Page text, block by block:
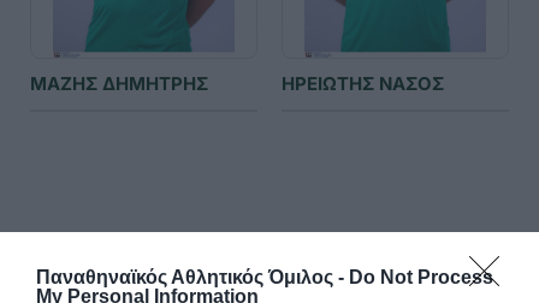
Παναθηναϊκός Αθλητικός Όμιλος - Do Not Process
My Personal Information
ΜΑΖΗΣ ΔΗΜΗΤΡΗΣ ΗΡΕΙΩΤΗΣ ΝΑΣΟΣ